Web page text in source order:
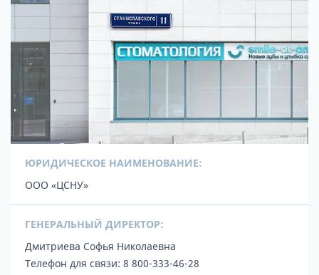
ЮРИДИЧЕСКОЕ НАИМЕНОВАНИЕ:
ООО «ЦСНУ»
ГЕНЕРАЛЬНЫЙ ДИРЕКТОР:
Дмитриева Софья Николаевна
Телефон для связи: 8 800-333-46-28